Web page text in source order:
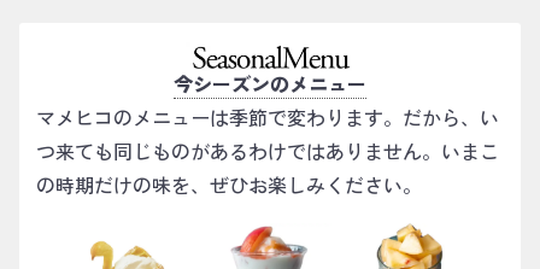
今シーズンのメニュー
マメヒコのメニューは季節で変わります。だから、い
つ来ても同じものがあるわけではありません。いまこ
の時期だけの味を、ぜひお楽しみください。